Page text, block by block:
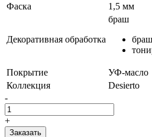
Фаска 1,5 мм
Декоративная обработка
браш
Покрытие
УФ-масло
Коллекция
Desierto
-
+